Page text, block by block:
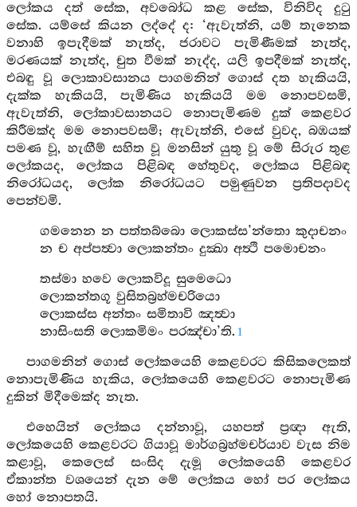
ලෝකය දත් සේක, අවබෝධ කළ සේක, විනිවිද දුටු
සේක. යම්සේ කියන ලද්දේ ද: ‘ඇවැත්නි, යම් තැනෙක
වනාහි ඉපැදීමක් නැත්ද, ජරාවට පැමිණීමක් නැත්ද,
මරණයක් නැත්ද, චුත වීමක් නැද්ද, යලි ඉපදීමක් නැත්ද,
එබඳු වූ ලොකාවසානය පාගමනින් ගොස් දත හැකියයි,
දැක්ක හැකියයි, පැමිණිය හැකියයි මම නොපවසමි,
ඇවැත්නි, ලෝකාවසානයට නොපැමිණම දුක් කෙළවර
කිරීමක්ද මම නොපවසමි; ඇවැත්නි, එසේ වුවද, බඹයක්
පමණ වූ, හැඟීම් සහිත වූ මනසින් යුතු වූ මේ සිරුර තුළ
ලෝකයද, ලෝකය පිළිබඳ හේතුවද, ලෝකය පිළිබඳ
නිරෝධයද, ලෝක නිරෝධයට පමුණුවන ප්‍රතිපදාවද
පෙන්වමි.
ගමනෙන න පත්තබ්බො ලොකස්ස’න්තො කුදාචනං
න ච අප්පත්‍වා ලොකන්තං දුක්‍ඛා අත්‍ථි පමොචනං
තස්මා හවෙ ලොකවිදූ සුමෙධො
ලොකන්තගූ වුසිතබ්‍රහ්මචරියො
ලොකස්ස අන්තං සමිතාවි ඤත්‍වා
නාසිංසති ලොකමිමං පරඤ්චා’ති. 1
පාගමනින් ගොස් ලෝකයෙහි කෙළවරට කිසිකලෙකත්
නොපැමිණිය හැකිය, ලෝකයෙහි කෙළවරට නොපැමිණ
දුකින් මිදීමෙක්ද නැත.
එහෙයින් ලෝකය දන්නාවූ, යහපත් ප්‍රඥා ඇති,
ලෝකයෙහි කෙළවරට ගියාවූ මාර්ගබ්‍රහ්මචර්යාව වැස නිම
කළාවූ, කෙලෙස් සංසිද දැමූ ලෝකයෙහි කෙළවර
ඒකාන්ත වශයෙන් දැන මේ ලෝකය හෝ පර ලෝකය
හෝ නොපතයි.